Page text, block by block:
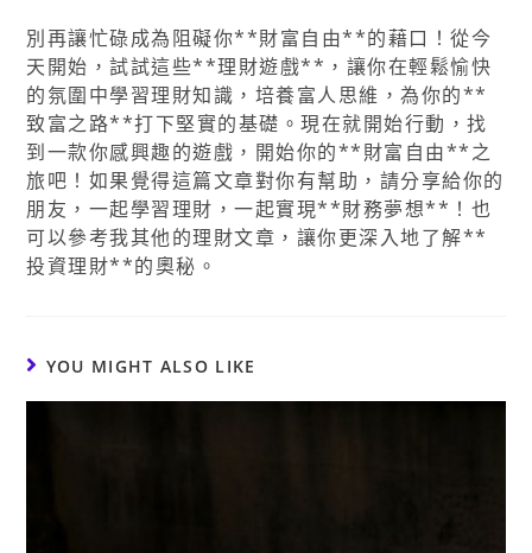
別再讓忙碌成為阻礙你**財富自由**的藉口！從今
天開始，試試這些**理財遊戲**，讓你在輕鬆愉快
的氛圍中學習理財知識，培養富人思維，為你的**
致富之路**打下堅實的基礎。現在就開始行動，找
到一款你感興趣的遊戲，開始你的**財富自由**之
旅吧！如果覺得這篇文章對你有幫助，請分享給你的
朋友，一起學習理財，一起實現**財務夢想**！也
可以參考我其他的理財文章，讓你更深入地了解**
投資理財**的奧秘。
YOU MIGHT ALSO LIKE